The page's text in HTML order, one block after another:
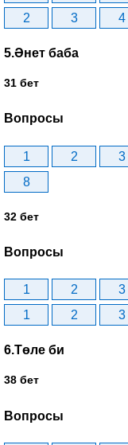
2
3 4
5.Әнет баба
31 бет
Вопросы
1 2 3
8
32 бет
Вопросы
1 2 3
1
2 3
6.Төле би
38 бет
Вопросы